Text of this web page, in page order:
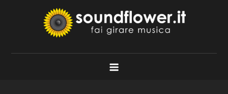
Soundflower.it
Fai Girare Musica